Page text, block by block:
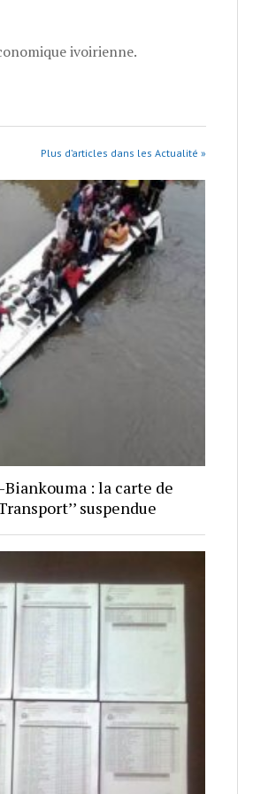
ivoirienne.
Plus d’articles dans les Actualité »
: la carte de
suspendue